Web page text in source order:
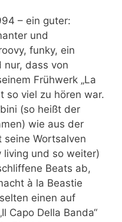
– ein guter:
und
funky, ein
nur, dass von
Frühwerk „La
so viel zu hören war.
(so heißt der
wie aus der
seine Wortsalven
living und so weiter)
Beats ab,
à la Beastie
einen auf
Capo Della Banda“